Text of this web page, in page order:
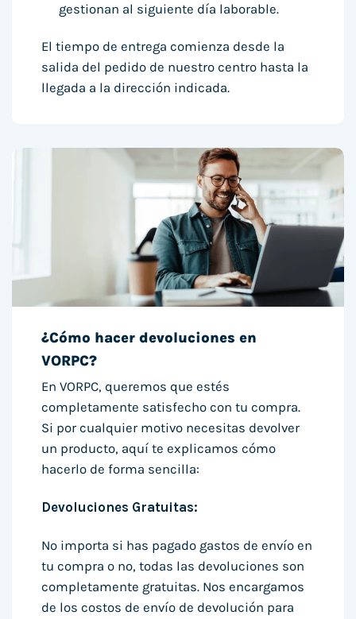
gestionan al siguiente día laborable.
El tiempo de entrega comienza desde la
salida del pedido de nuestro centro hasta la
llegada a la dirección indicada.
¿Cómo hacer devoluciones en
VORPC?
En VORPC, queremos que estés
completamente satisfecho con tu compra.
Si por cualquier motivo necesitas devolver
un producto, aquí te explicamos cómo
hacerlo de forma sencilla:
Devoluciones Gratuitas:
No importa si has pagado gastos de envío en
tu compra o no, todas las devoluciones son
completamente gratuitas. Nos encargamos
de los costos de envío de devolución para